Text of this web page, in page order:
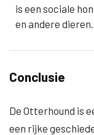
is een sociale
en andere dieren.
Conclusie
De Otterhound is
een rijke